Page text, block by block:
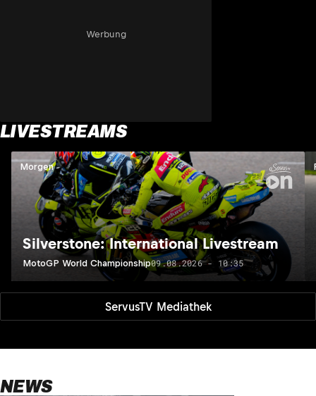
Werbung
LIVESTREAMS
ServusTV Mediathek
Morgen
Silverstone: International Livestream
MotoGP World Championship09.08.2026 - 10:35
NEWS